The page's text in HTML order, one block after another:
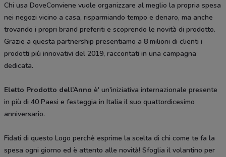
Chi usa DoveConviene vuole organizzare al meglio la propria spesa
nei negozi vicino a casa, risparmiando tempo e denaro, ma anche
trovando i propri brand preferiti e scoprendo le novità di prodotto.
Grazie a questa partnership presentiamo a 8 milioni di clienti i
prodotti più innovativi del 2019, raccontati in una campagna
dedicata.
Eletto Prodotto dell’Anno è' un'iniziativa internazionale presente
in più di 40 Paesi e festeggia in Italia il suo quattordicesimo
anniversario.
Fidati di questo Logo perchè esprime la scelta di chi come te fa la
spesa ogni giorno ed è attento alle novità! Sfoglia il volantino per